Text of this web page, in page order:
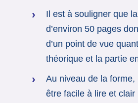
Il est à souligner que
d’environ 50 pages
d’un point de vue
théorique et la partie
Au niveau de la
être facile à lire et